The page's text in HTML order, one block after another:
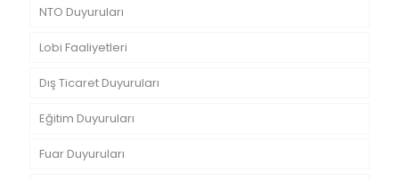
NTO Duyuruları
Lobi Faaliyetleri
Dış Ticaret Duyuruları
Eğitim Duyuruları
Fuar Duyuruları